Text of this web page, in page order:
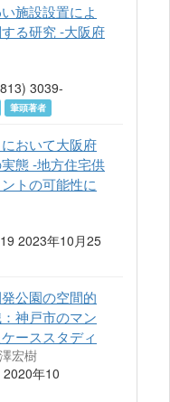
施設設置によ
る研究 ‐大阪府
3039-
筆頭著者
おいて大阪府
態 ‐地方住宅供
トの可能性に
2023年10月25
公園の空間的
神戸市のマン
ーススタディ
宏樹
年10